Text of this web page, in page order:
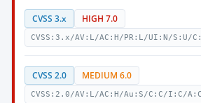
CVSS 3.x HIGH 7.0
CVSS:3.x/AV:L/AC:H/PR:L/UI:N/S:U/
CVSS 2.0 MEDIUM 6.0
CVSS:2.0/AV:L/AC:H/Au:S/C:C/I:C/A:C